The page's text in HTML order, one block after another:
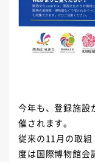
今年も、登録施設
催されます。
従来の11月の取
度は国際博物館会